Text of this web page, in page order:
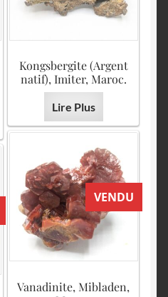
Kongsbergite (Argent
natif), Imiter, Maroc.
Lire Plus
VENDU
Vanadinite, Mibladen,